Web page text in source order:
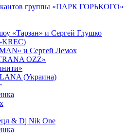
группы «ПАРК ГОРЬКОГО»
«Тарзан» и Сергей Глушко
и Сергей Лемох
OZZ»
(Украина)
& Dj Nik One